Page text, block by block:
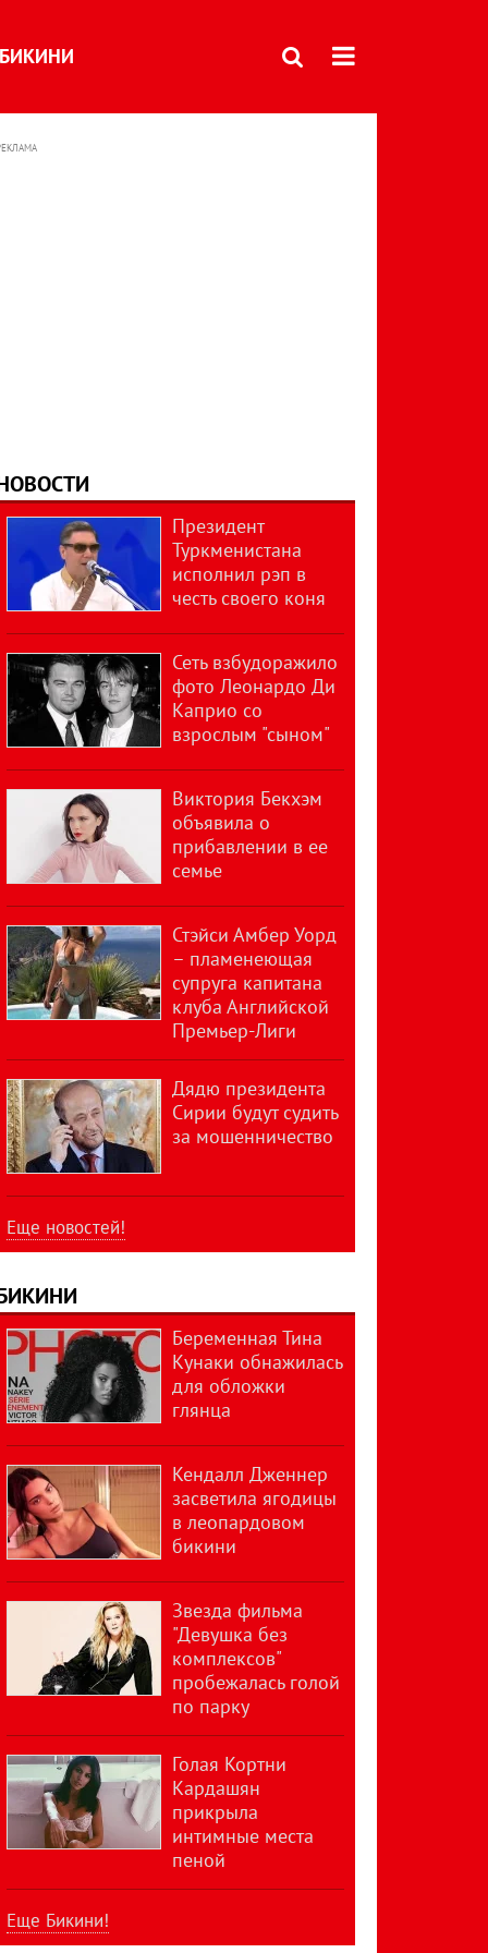
БИКИНИ
Президент
Туркменистана
исполнил рэп в
честь своего коня
Сеть взбудоражило
фото Леонардо Ди
Каприо со
взрослым "сыном"
Виктория Бекхэм
объявила о
прибавлении в ее
семье
Стэйси Амбер Уорд
– пламенеющая
супруга капитана
клуба Английской
Премьер-Лиги
Дядю президента
Сирии будут судить
за мошенничество
Еще новостей!
Беременная Тина
Кунаки обнажилась
для обложки
глянца
Кендалл Дженнер
засветила ягодицы
в леопардовом
бикини
Звезда фильма
"Девушка без
комплексов"
пробежалась голой
по парку
Голая Кортни
Кардашян
прикрыла
интимные места
пеной
Еще Бикини!